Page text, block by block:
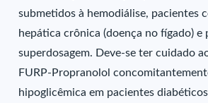
submetidos à hemodiálise, pacientes
hepática crônica (doença no fígado) e
superdosagem. Deve-se ter cuidado
FURP-Propranolol
hipoglicêmica em pacientes